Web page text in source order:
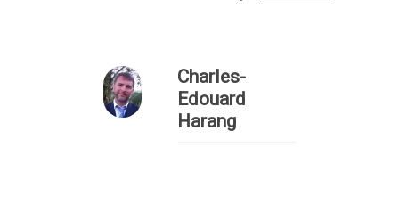
Charles-
Edouard
Harang